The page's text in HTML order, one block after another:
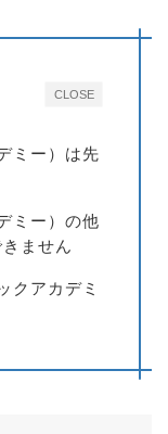
CLOSE
ミー）は先
ミー）の他
ません
クアカデミ